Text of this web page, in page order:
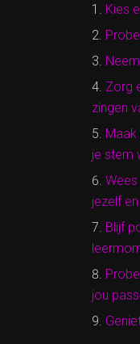
Kies
Zorg
zingen
je stem
jezelf
Blijf
jou